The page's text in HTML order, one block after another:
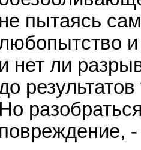
не пытаясь
и нет ли
Но
повреждение,